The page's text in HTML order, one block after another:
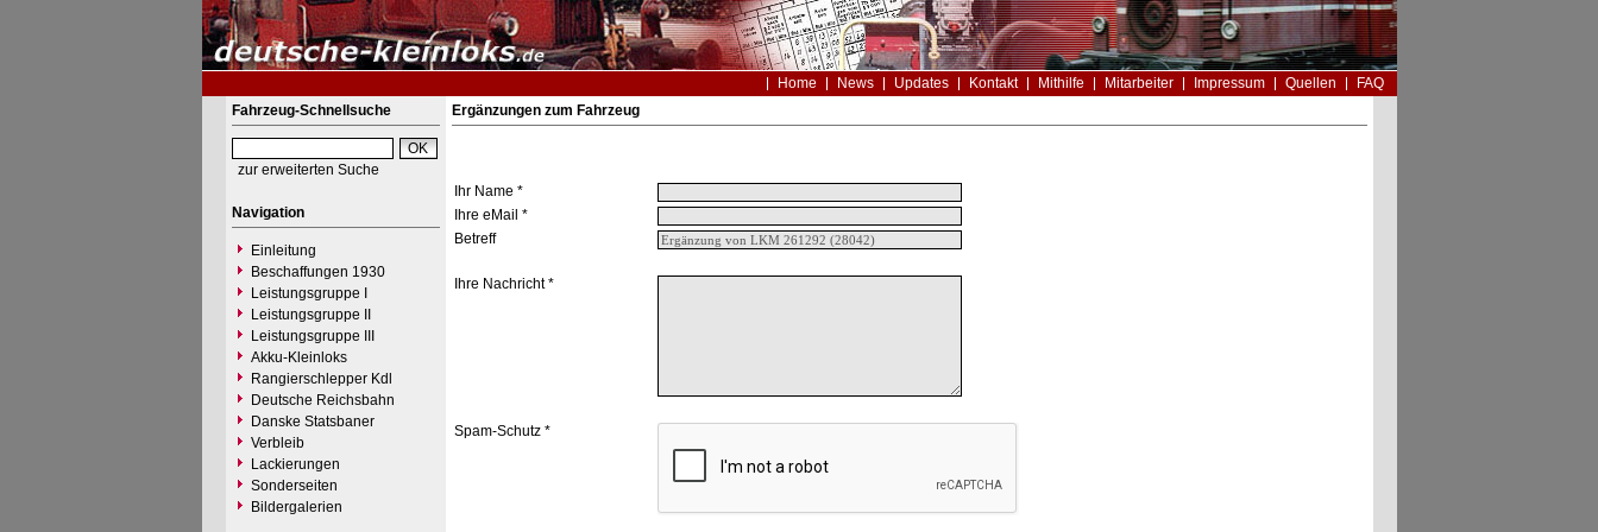
Home News Updates Kontakt Mithilfe Mitarbeiter Impressum Quellen
FAQ
Fahrzeug-Schnellsuche
zur erweiterten Suche
Navigation
Einleitung
Beschaffungen 1930
Leistungsgruppe I
Leistungsgruppe II
Leistungsgruppe III
Akku-Kleinloks
Rangierschlepper Kdl
Deutsche Reichsbahn
Danske Statsbaner
Verbleib
Lackierungen
Sonderseiten
Bildergalerien
Ergänzungen zum Fahrzeug
Ihr Name *
Ihre eMail *
Betreff
Ihre Nachricht *
Spam-Schutz *